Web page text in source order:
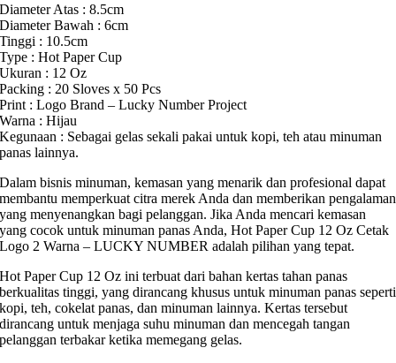
Diameter Atas : 8.5cm
Diameter Bawah : 6cm
Tinggi : 10.5cm
Type : Hot Paper Cup
Ukuran : 12 Oz
Packing : 20 Sloves x 50 Pcs
Print : Logo Brand – Lucky Number Project
Warna : Hijau
Kegunaan : Sebagai gelas sekali pakai untuk kopi, teh atau minuman
panas lainnya.
Dalam bisnis minuman, kemasan yang menarik dan profesional dapat
membantu memperkuat citra merek Anda dan memberikan pengalaman
yang menyenangkan bagi pelanggan. Jika Anda mencari kemasan
yang cocok untuk minuman panas Anda, Hot Paper Cup 12 Oz Cetak
Logo 2 Warna – LUCKY NUMBER adalah pilihan yang tepat.
Hot Paper Cup 12 Oz ini terbuat dari bahan kertas tahan panas
berkualitas tinggi, yang dirancang khusus untuk minuman panas seperti
kopi, teh, cokelat panas, dan minuman lainnya. Kertas tersebut
dirancang untuk menjaga suhu minuman dan mencegah tangan
pelanggan terbakar ketika memegang gelas.